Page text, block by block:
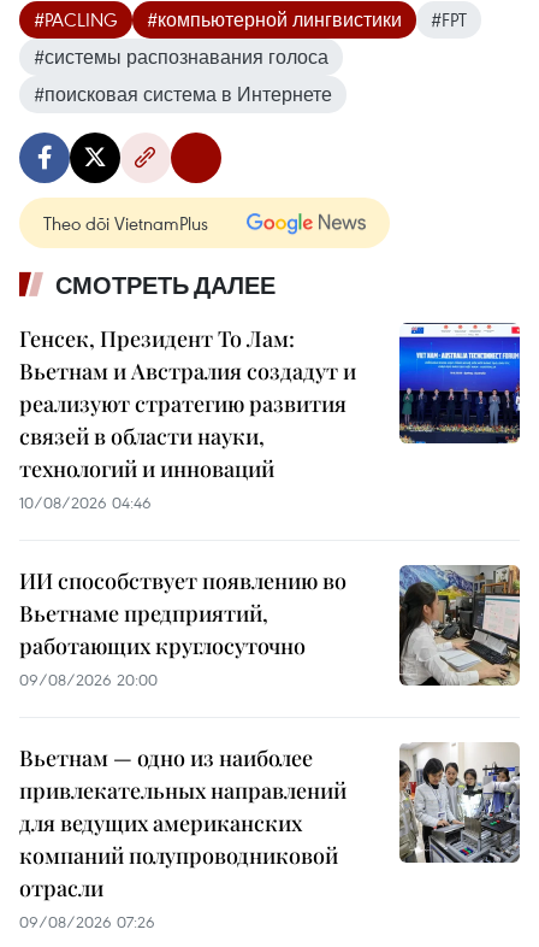
#PACLING #компьютерной лингвистики
#FPT
#системы распознавания голоса
#поисковая система в Интернете
Theo dõi VietnamPlus
СМОТРЕТЬ ДАЛЕЕ
Генсек, Президент То Лам:
Вьетнам и Австралия создадут и
реализуют стратегию развития
связей в области науки,
технологий и инноваций
10/08/2026 04:46
ИИ способствует появлению во
Вьетнаме предприятий,
работающих круглосуточно
09/08/2026 20:00
Вьетнам — одно из наиболее
привлекательных направлений
для ведущих американских
компаний полупроводниковой
отрасли
09/08/2026 07:26